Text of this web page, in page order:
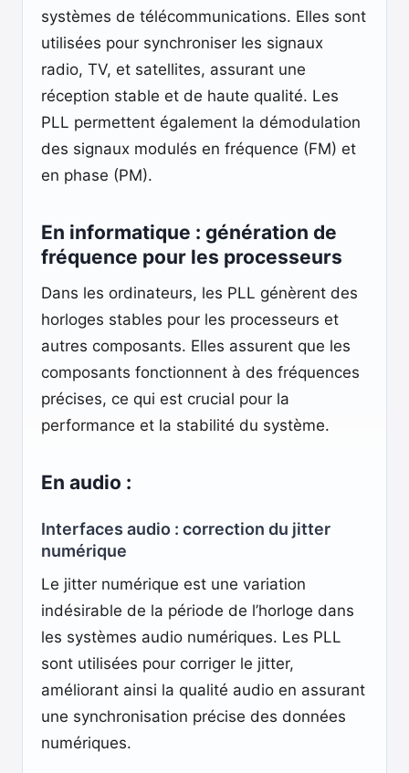
systèmes de télécommunications. Elles sont
utilisées pour synchroniser les signaux
radio, TV, et satellites, assurant une
réception stable et de haute qualité. Les
PLL permettent également la démodulation
des signaux modulés en fréquence (FM) et
en phase (PM).
En informatique : génération de
fréquence pour les processeurs
Dans les ordinateurs, les PLL génèrent des
horloges stables pour les processeurs et
autres composants. Elles assurent que les
composants fonctionnent à des fréquences
précises, ce qui est crucial pour la
performance et la stabilité du système.
En audio :
Interfaces audio : correction du jitter
numérique
Le jitter numérique est une variation
indésirable de la période de l’horloge dans
les systèmes audio numériques. Les PLL
sont utilisées pour corriger le jitter,
améliorant ainsi la qualité audio en assurant
une synchronisation précise des données
numériques.